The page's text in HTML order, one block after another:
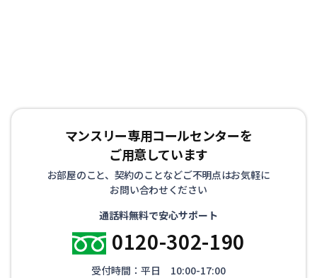
マンスリー専用コールセンターを
ご用意しています
お部屋のこと、契約のことなどご不明点はお気軽に
お問い合わせください
通話料無料で安心サポート
0120-302-190
受付時間：平日 10:00-17:00